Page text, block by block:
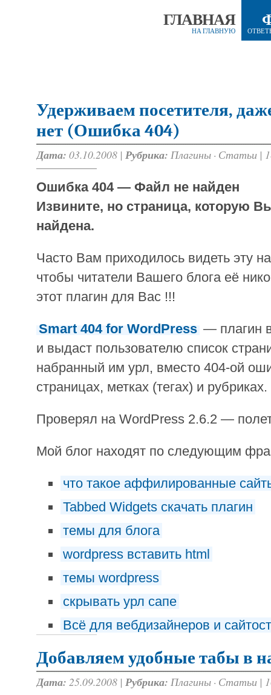
ГЛАВНАЯ
НА ГЛАВНУЮ
Удерживаем посетителя,
нет (Ошибка 404)
Дата: 03.10.2008 | Рубрика: Плагины · Статьи |
Ошибка 404 — Файл не найден
Извините, но страница, которую
найдена.
Часто Вам приходилось видеть эту
чтобы читатели Вашего блога её
этот плагин для Вас !!!
Smart 404 for WordPress — плагин
и выдаст пользователю список
набранный им урл, вместо 404-ой
страницах, метках (тегах) и рубриках.
Проверял на WordPress 2.6.2 —
Мой блог находят по следующим
что такое аффилированные
Tabbed Widgets скачать плагин
темы для блога
wordpress вставить html
темы wordpress
скрывать урл сапе
Всё для вебдизайнеров и
Добавляем удобные табы в
Дата: 25.09.2008 | Рубрика: Плагины · Статьи |